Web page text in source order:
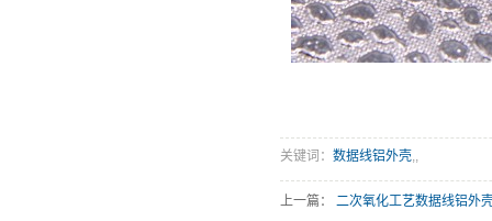
关键词： 数据线铝外壳,,
上一篇： 二次氧化工艺数据线铝外